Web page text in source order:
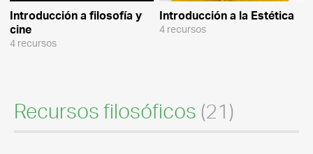
Introducción a filosofía y
cine
4 recursos
Introducción a la Estética
4 recursos
Recursos filosóficos (21)